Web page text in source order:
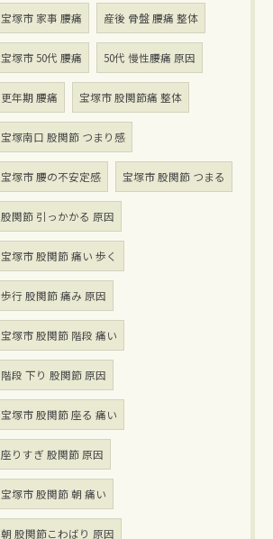
宝塚市 家事 腰痛 産後 骨盤 腰痛 整体
宝塚市 50代 腰痛 50代 慢性腰痛 原因
更年期 腰痛 宝塚市 股関節痛 整体
宝塚南口 股関節 つまり感
宝塚市 腰の不安定感 宝塚市 股関節 つまる
股関節 引っかかる 原因
宝塚市 股関節 痛い 歩く
歩行 股関節 痛み 原因
宝塚市 股関節 階段 痛い
階段 下り 股関節 原因
宝塚市 股関節 座る 痛い
座りすぎ 股関節 原因
宝塚市 股関節 朝 痛い
朝 股関節こわばり 原因